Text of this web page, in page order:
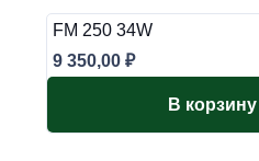
FM 250 34W
9 350,00 ₽
В корзину